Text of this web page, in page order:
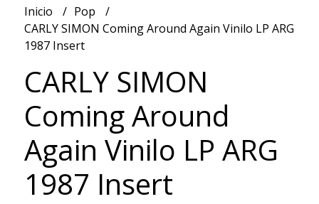
Inicio
Pop
CARLY SIMON Coming Around Again Vinilo LP ARG
1987 Insert
CARLY SIMON
Coming Around
Again Vinilo LP ARG
1987 Insert